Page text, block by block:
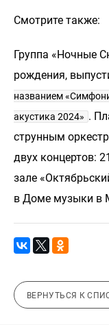
Смотрите также:
Группа «Ночные
рождения,
названием
акустика 2024» .
струнным
двух концертов:
зале
в Доме музыки в
ВЕРНУТЬСЯ К